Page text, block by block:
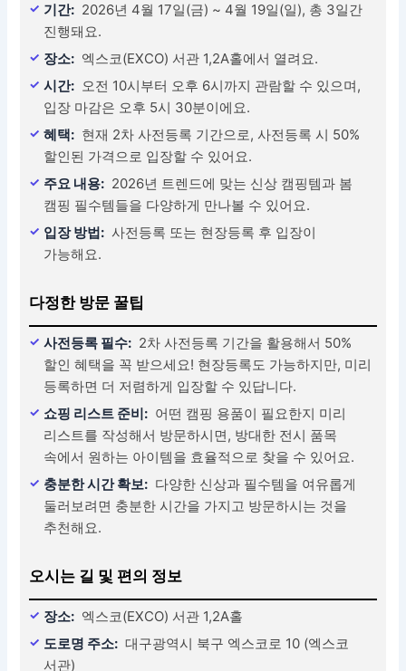
기간: 2026년 4월 17일(금) ~ 4월 19일(일), 총 3일간
진행돼요.
장소: 엑스코(EXCO) 서관 1,2A홀에서 열려요.
시간: 오전 10시부터 오후 6시까지 관람할 수 있으며,
입장 마감은 오후 5시 30분이에요.
혜택: 현재 2차 사전등록 기간으로, 사전등록 시 50%
할인된 가격으로 입장할 수 있어요.
주요 내용: 2026년 트렌드에 맞는 신상 캠핑템과 봄
캠핑 필수템들을 다양하게 만나볼 수 있어요.
입장 방법: 사전등록 또는 현장등록 후 입장이
가능해요.
다정한 방문 꿀팁
사전등록 필수: 2차 사전등록 기간을 활용해서 50%
할인 혜택을 꼭 받으세요! 현장등록도 가능하지만, 미리
등록하면 더 저렴하게 입장할 수 있답니다.
쇼핑 리스트 준비: 어떤 캠핑 용품이 필요한지 미리
리스트를 작성해서 방문하시면, 방대한 전시 품목
속에서 원하는 아이템을 효율적으로 찾을 수 있어요.
충분한 시간 확보: 다양한 신상과 필수템을 여유롭게
둘러보려면 충분한 시간을 가지고 방문하시는 것을
추천해요.
오시는 길 및 편의 정보
장소: 엑스코(EXCO) 서관 1,2A홀
도로명 주소: 대구광역시 북구 엑스코로 10 (엑스코
서관)